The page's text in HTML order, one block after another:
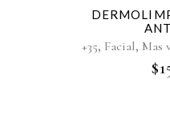
+35, Facial, Mas
$